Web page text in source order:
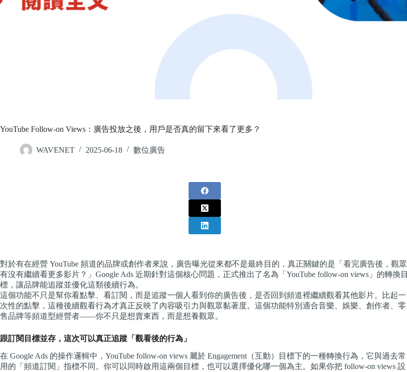
YouTube Follow-on Views：廣告投放之後，用戶是否真的留下來看了更多？
WAVENET 2025-06-18 數位廣告
對於有在經營 YouTube 頻道的品牌或創作者來說，廣告曝光從來都不是最終目的，真正關鍵的是「看完廣告後，觀眾
有沒有繼續看更多影片？」Google Ads 近期針對這個核心問題，正式推出了名為「YouTube follow-on views」的轉換目
標，讓品牌能追蹤並優化這類後續行為。
這個功能不只是幫你看點擊、看訂閱，而是追蹤一個人看到你的廣告後，是否回到頻道裡繼續觀看其他影片。比起一
次性的點擊，這種後續觀看行為才真正反映了內容吸引力與觀眾黏著度。這個功能特別適合音樂、娛樂、創作者、零
售品牌等頻道型經營者——你不只是想賣東西，而是想養觀眾。
跟訂閱目標並存，這次可以真正追蹤「觀看後的行為」
在 Google Ads 的操作邏輯中，YouTube follow-on views 屬於 Engagement（互動）目標下的一種轉換行為，它與過去常
用的「頻道訂閱」指標不同。你可以同時啟用這兩個目標，也可以選擇優化哪一個為主。如果你把 follow-on views 設